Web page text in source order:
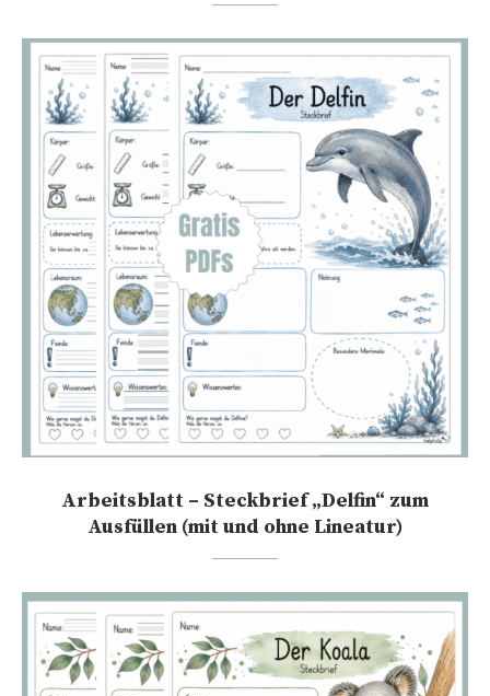
Arbeitsblatt – Steckbrief „Delfin“ zum
Ausfüllen (mit und ohne Lineatur)